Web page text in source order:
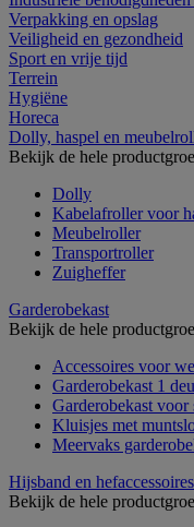
Verpakking en opslag
Veiligheid en gezondheid
Sport en vrije tijd
Terrein
Hygiëne
Horeca
Dolly, haspel en
Bekijk de hele
Dolly
Kabelafroller voor
Meubelroller
Transportroller
Zuigheffer
Garderobekast
Bekijk de hele
Accessoires voor
Garderobekast 1
Garderobekast
Kluisjes met
Meervaks
Hijsband en hefaccessoires
Bekijk de hele